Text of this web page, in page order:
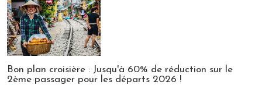
Bon plan croisière : Jusqu'à 60% de réduction sur le
2ème passager pour les départs 2026 !